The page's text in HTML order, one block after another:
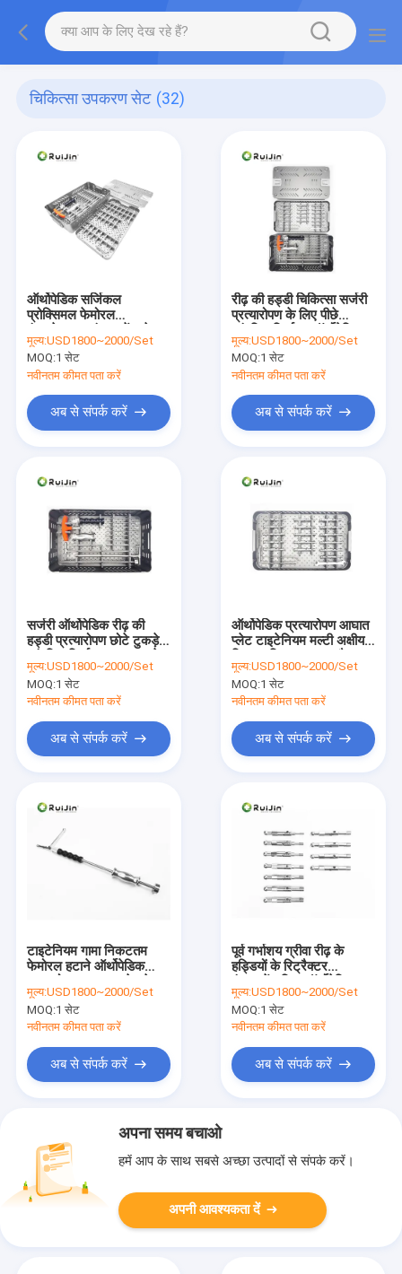
चिकित्सा उपकरण सेट (32)
ऑर्थोपेडिक सर्जिकल
प्रोक्सिमल फेमोरल
ब्लेड स्क्रू के साथ
मूल्य:USD1800~2000/Set
MOQ:1 सेट
नवीनतम कीमत पता करें
अब से संपर्क करें
रीढ़ की हड्डी चिकित्सा सर्जरी
प्रत्यारोपण के लिए पीछे
पेडिकल पेंच
मूल्य:USD1800~2000/Set
MOQ:1 सेट
नवीनतम कीमत पता करें
अब से संपर्क करें
सर्जरी ऑर्थोपेडिक रीढ़ की
हड्डी प्रत्यारोपण छोटे टुकड़े
मूल्य:USD1800~2000/Set
MOQ:1 सेट
नवीनतम कीमत पता करें
अब से संपर्क करें
ऑर्थोपेडिक प्रत्यारोपण आघात
प्लेट टाइटेनियम मल्टी अक्षीय
सर्जरी लॉक के लिए
मूल्य:USD1800~2000/Set
MOQ:1 सेट
नवीनतम कीमत पता करें
अब से संपर्क करें
टाइटेनियम गामा निकटतम
फेमोरल हटाने ऑर्थोपेडिक
इंट्रामेदुलर इंटरलॉकिंग
मूल्य:USD1800~2000/Set
MOQ:1 सेट
नवीनतम कीमत पता करें
अब से संपर्क करें
पूर्व गर्भाशय ग्रीवा रीढ़ के
हड्डियों के रिट्रैक्टर
सर्जिकल इंस्ट्रूमेंट सेट
मूल्य:USD1800~2000/Set
MOQ:1 सेट
नवीनतम कीमत पता करें
अब से संपर्क करें
अपना समय बचाओ
हमें आप के साथ सबसे अच्छा उत्पादों से संपर्क करें।
अपनी आवश्यकता दें